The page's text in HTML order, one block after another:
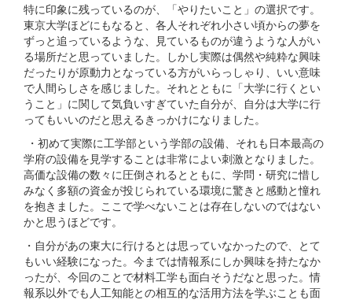
特に印象に残っているのが、「やりたいこと」の選択です。
東京大学ほどにもなると、各人それぞれ小さい頃からの夢を
ずっと追っているような、見ているものが違うような人がい
る場所だと思っていました。しかし実際は偶然や純粋な興味
だったりが原動力となっている方がいらっしゃり、いい意味
で人間らしさを感じました。それとともに「大学に行くとい
うこと」に関して気負いすぎていた自分が、自分は大学に行
ってもいいのだと思えるきっかけになりました。
・初めて実際に工学部という学部の設備、それも日本最高の
学府の設備を見学することは非常によい刺激となりました。
高価な設備の数々に圧倒されるとともに、学問・研究に惜し
みなく多額の資金が投じられている環境に驚きと感動と憧れ
を抱きました。ここで学べないことは存在しないのではない
かと思うほどです。
・自分があの東大に行けるとは思っていなかったので、とて
もいい経験になった。今までは情報系にしか興味を持たなか
ったが、今回のことで材料工学も面白そうだなと思った。情
報系以外でも人工知能との相互的な活用方法を学ぶことも面